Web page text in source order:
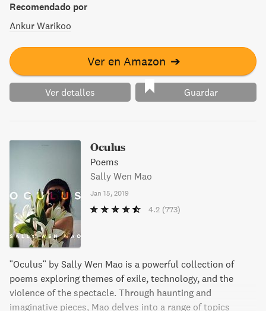
Recomendado por
Ankur Warikoo
Ver en Amazon ➔
Ver detalles Guardar
Oculus
Poems
Sally Wen Mao
Jan 15, 2019
4.2 (773)
"Oculus" by Sally Wen Mao is a powerful collection of
poems exploring themes of exile, technology, and the
violence of the spectacle. Through haunting and
imaginative pieces, Mao delves into a range of topics